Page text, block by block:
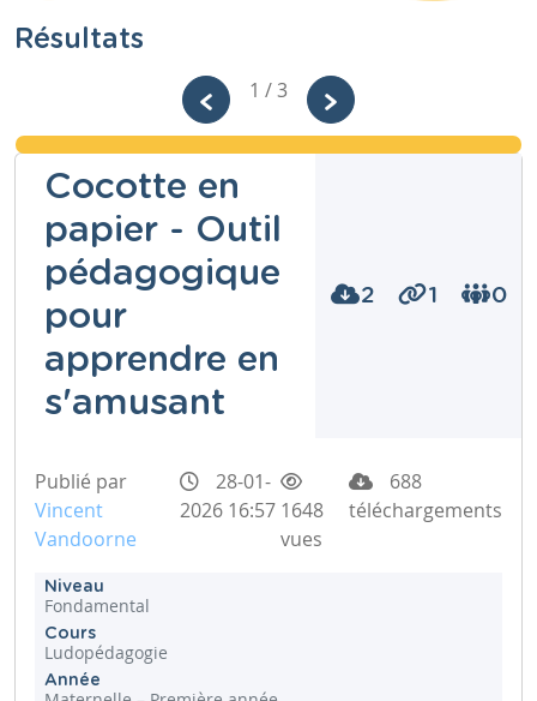
Résultats
1 / 3
Cocotte en
papier - Outil
pédagogique
pour
apprendre en
s'amusant
2 1 0
Publié par
Vincent
Vandoorne
28-01-
2026 16:57 1648
vues
688
téléchargements
Niveau
Fondamental
Cours
Ludopédagogie
Année